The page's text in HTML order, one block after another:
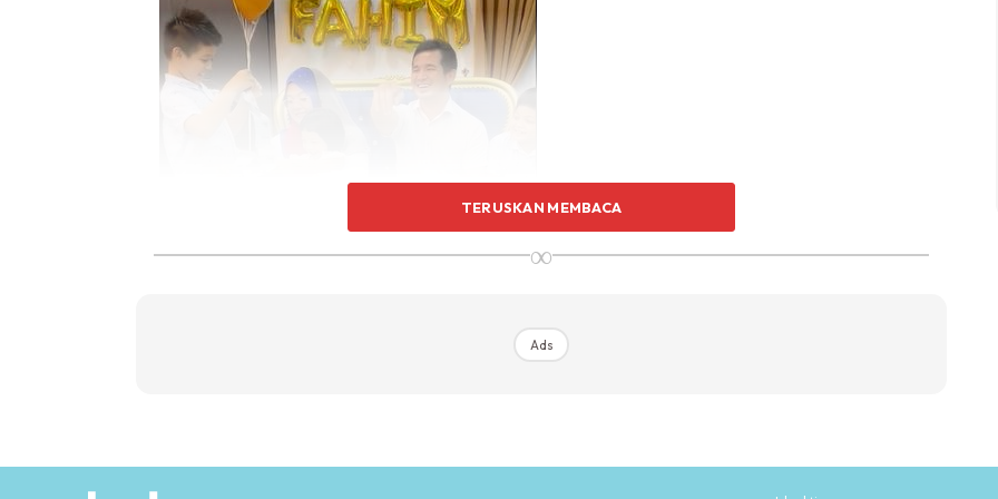
Muka cuak tetapi tetap meraikan dengan gembira ulang tahun anak.
TERUSKAN MEMBACA
∞
Ads